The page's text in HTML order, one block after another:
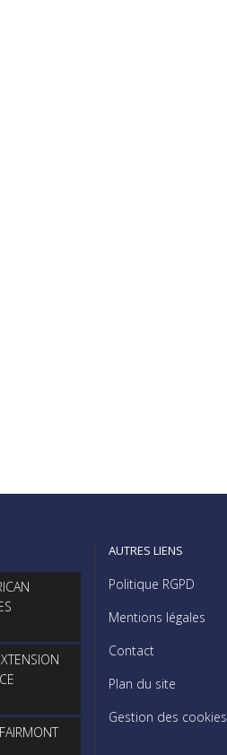
AUTRES LIENS
Politique RGPD
Mentions légales
Contact
Plan du site
Gestion des cookies